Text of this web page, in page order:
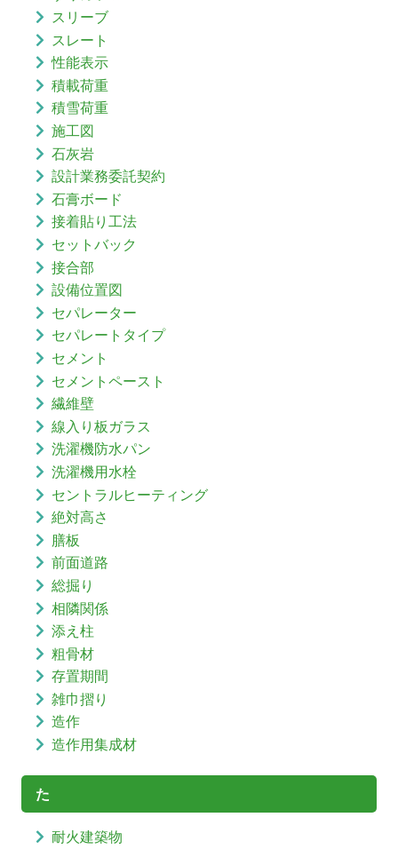
スリーブ
スレート
性能表示
積載荷重
積雪荷重
施工図
石灰岩
設計業務委託契約
石膏ボード
接着貼り工法
セットバック
接合部
設備位置図
セパレーター
セパレートタイプ
セメント
セメントペースト
繊維壁
線入り板ガラス
洗濯機防水パン
洗濯機用水栓
セントラルヒーティング
絶対高さ
膳板
前面道路
総掘り
相隣関係
添え柱
粗骨材
存置期間
雑巾摺り
造作
造作用集成材
た
耐火建築物